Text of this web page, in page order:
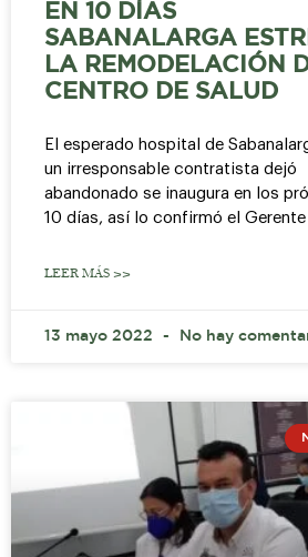
EN 10 DÍAS
SABANALARGA
LA REMODELACIÓN
CENTRO DE SALUD
El esperado hospital de
un irresponsable contratista dejó
abandonado se inaugura en los
10 días, así lo confirmó el Gerente
LEER MÁS >>
13 mayo 2022 No hay